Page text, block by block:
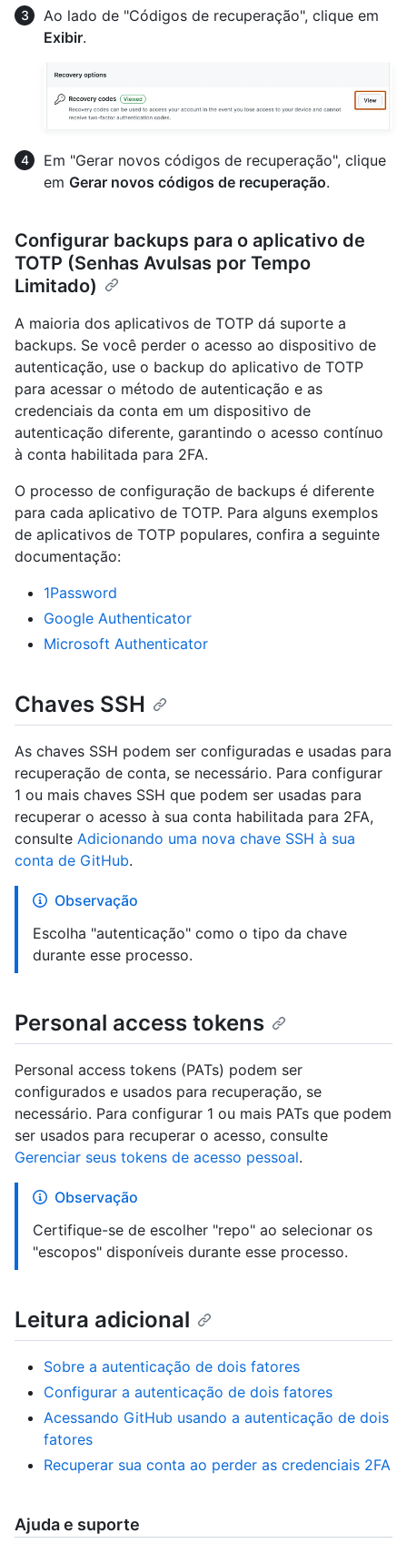
Ao lado de "Códigos de recuperação", clique em
Exibir.
Em "Gerar novos códigos de recuperação", clique
em Gerar novos códigos de recuperação.
Configurar backups para o aplicativo de
TOTP (Senhas Avulsas por Tempo
Limitado)
A maioria dos aplicativos de TOTP dá suporte a
backups. Se você perder o acesso ao dispositivo de
autenticação, use o backup do aplicativo de TOTP
para acessar o método de autenticação e as
credenciais da conta em um dispositivo de
autenticação diferente, garantindo o acesso contínuo
à conta habilitada para 2FA.
O processo de configuração de backups é diferente
para cada aplicativo de TOTP. Para alguns exemplos
de aplicativos de TOTP populares, confira a seguinte
documentação:
1Password
Google Authenticator
Microsoft Authenticator
Chaves SSH
As chaves SSH podem ser configuradas e usadas para
recuperação de conta, se necessário. Para configurar
1 ou mais chaves SSH que podem ser usadas para
recuperar o acesso à sua conta habilitada para 2FA,
consulte Adicionando uma nova chave SSH à sua
conta de GitHub.
Observação
Escolha "autenticação" como o tipo da chave
durante esse processo.
Personal access tokens
Personal access tokens (PATs) podem ser
configurados e usados para recuperação, se
necessário. Para configurar 1 ou mais PATs que podem
ser usados para recuperar o acesso, consulte
Gerenciar seus tokens de acesso pessoal.
Observação
Certifique-se de escolher "repo" ao selecionar os
"escopos" disponíveis durante esse processo.
Leitura adicional
Sobre a autenticação de dois fatores
Configurar a autenticação de dois fatores
Acessando GitHub usando a autenticação de dois
fatores
Recuperar sua conta ao perder as credenciais 2FA
Ajuda e suporte